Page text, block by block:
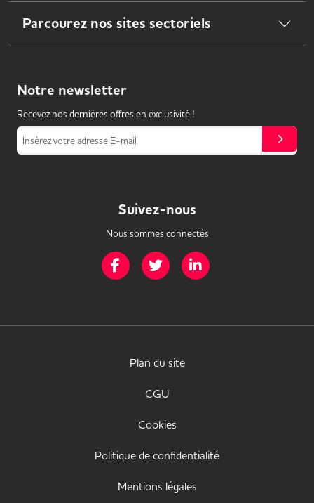
Parcourez nos sites sectoriels
Notre newsletter
Recevez nos dernières offres en exclusivité !
Insérez votre adresse E-mail
Suivez-nous
Nous sommes connectés
Page Facebook de Mission Handicap
Page Twitter de Mission Handicap
Plan du site
CGU
Cookies
Politique de confidentialité
Mentions légales